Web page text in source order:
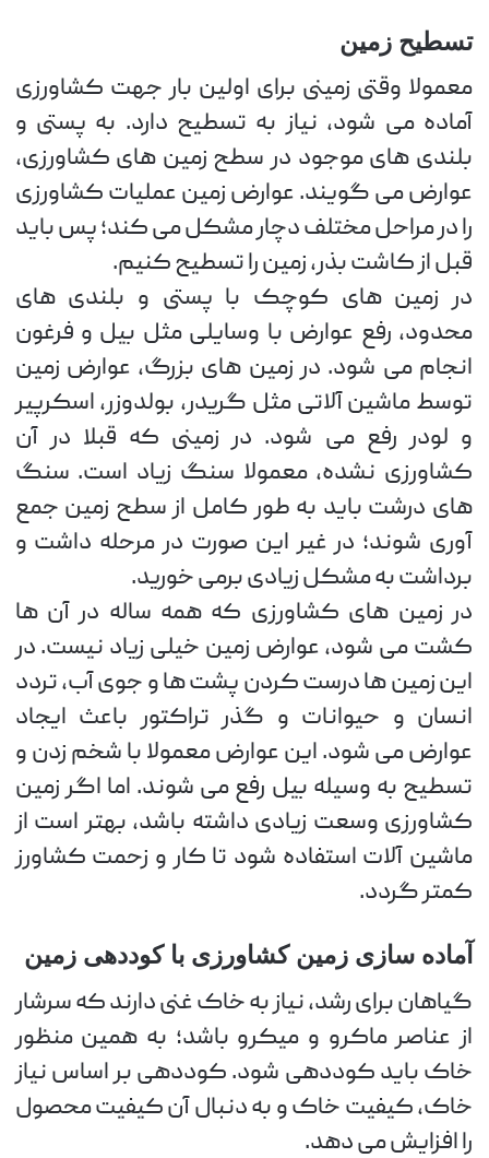
تسطیح زمین
معمولا وقتی زمینی برای اولین بار جهت کشاورزی
آماده می شود، نیاز به تسطیح دارد. به پستی و
بلندی های موجود در سطح زمین های کشاورزی،
عوارض می گویند. عوارض زمین عملیات کشاورزی
را در مراحل مختلف دچار مشکل می کند؛ پس باید
قبل از کاشت بذر، زمین را تسطیح کنیم.
در زمین های کوچک با پستی و بلندی های
محدود، رفع عوارض با وسایلی مثل بیل و فرغون
انجام می شود. در زمین های بزرگ، عوارض زمین
توسط ماشین آلاتی مثل گریدر، بولدوزر، اسکرپیر
و لودر رفع می شود. در زمینی که قبلا در آن
کشاورزی نشده، معمولا سنگ زیاد است. سنگ
های درشت باید به طور کامل از سطح زمین جمع
آوری شوند؛ در غیر این صورت در مرحله داشت و
برداشت به مشکل زیادی برمی خورید.
در زمین های کشاورزی که همه ساله در آن ها
کشت می شود، عوارض زمین خیلی زیاد نیست. در
این زمین ها درست کردن پشت ها و جوی آب، تردد
انسان و حیوانات و گذر تراکتور باعث ایجاد
عوارض می شود. این عوارض معمولا با شخم زدن و
تسطیح به وسیله بیل رفع می شوند. اما اگر زمین
کشاورزی وسعت زیادی داشته باشد، بهتر است از
ماشین آلات استفاده شود تا کار و زحمت کشاورز
کمتر گردد.
آماده سازی زمین کشاورزی با کوددهی زمین
گیاهان برای رشد، نیاز به خاک غنی دارند که سرشار
از عناصر ماکرو و میکرو باشد؛ به همین منظور
خاک باید کوددهی شود. کوددهی بر اساس نیاز
خاک، کیفیت خاک و به دنبال آن کیفیت محصول
را افزایش می دهد.